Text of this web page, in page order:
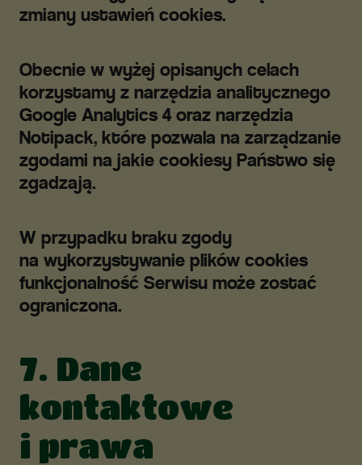
zmiany ustawień cookies.
Obecnie w wyżej opisanych celach
korzystamy z narzędzia analitycznego
Google Analytics 4 oraz narzędzia
Notipack, które pozwala na zarządzanie
zgodami na jakie cookiesy Państwo się
zgadzają.
W przypadku braku zgody
na wykorzystywanie plików cookies
funkcjonalność Serwisu może zostać
ograniczona.
7. Dane
kontaktowe
i prawa